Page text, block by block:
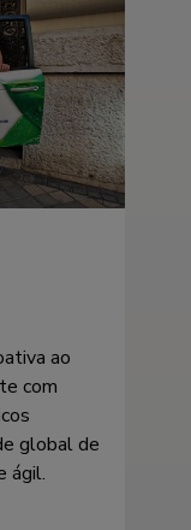
ao
com
global de
ágil.